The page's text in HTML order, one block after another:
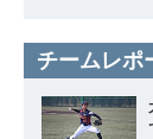
チームレポ